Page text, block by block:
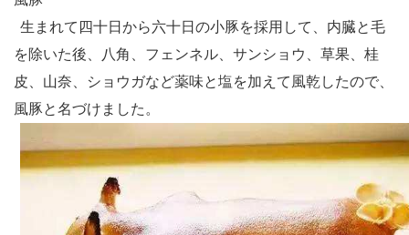
生まれて四十日から六十日の小豚を採用して、内臓と毛
を除いた後、八角、フェンネル、サンショウ、草果、桂
皮、山奈、ショウガなど薬味と塩を加えて風乾したので、
風豚と名づけました。